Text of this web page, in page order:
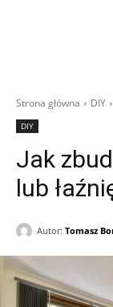
Strona główna DIY
DIY
Jak
lub
Autor: Tomasz